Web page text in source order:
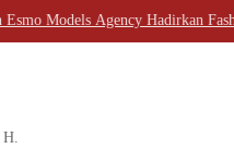
Agency Hadirkan Fashion
H.